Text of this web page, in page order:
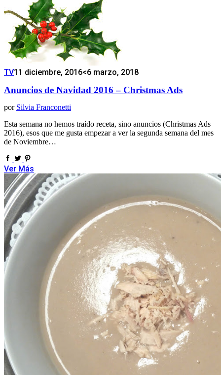
TV11 diciembre, 2016<6 marzo, 2018
Anuncios de Navidad 2016 – Christmas Ads
por Silvia Franconetti
Esta semana no hemos traído receta, sino anuncios (Christmas Ads
2016), esos que me gusta empezar a ver la segunda semana del mes
de Noviembre…
Ver Más